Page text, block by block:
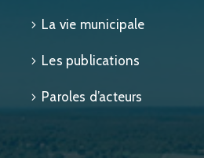
La vie municipale
Les publications
Paroles d’acteurs